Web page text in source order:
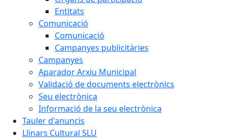
Entitats
Comunicació
Comunicació
Campanyes publicitàries
Campanyes
Aparador Arxiu Municipal
Validació de documents electrònics
Seu electrònica
Informació de la seu electrònica
Tauler d'anuncis
Llinars Cultural SLU